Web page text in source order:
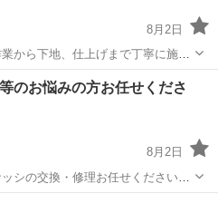
8月2日
から下地、仕上げまで丁寧に施工
な？」と思ったら、まずは無料見
他 外壁
のお悩みの方お任せくださ
8月2日
になる」「結露がひどい」そんな